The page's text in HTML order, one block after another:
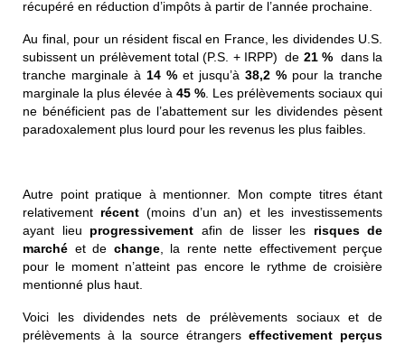
récupéré en réduction d’impôts à partir de l’année prochaine.
Au final, pour un résident fiscal en France, les dividendes U.S.
subissent un prélèvement total (P.S. + IRPP) de 21 % dans la
tranche marginale à 14 % et jusqu’à 38,2 % pour la tranche
marginale la plus élevée à 45 %. Les prélèvements sociaux qui
ne bénéficient pas de l’abattement sur les dividendes pèsent
paradoxalement plus lourd pour les revenus les plus faibles.
Autre point pratique à mentionner. Mon compte titres étant
relativement récent(moins d’un an) et les investissements
ayant lieu progressivement afin de lisser les risques de
marché et de change, la rente nette effectivement perçue
pour le moment n’atteint pas encore le rythme de croisière
mentionné plus haut.
Voici les dividendes nets de prélèvements sociaux et de
prélèvements à la source étrangers effectivement perçus